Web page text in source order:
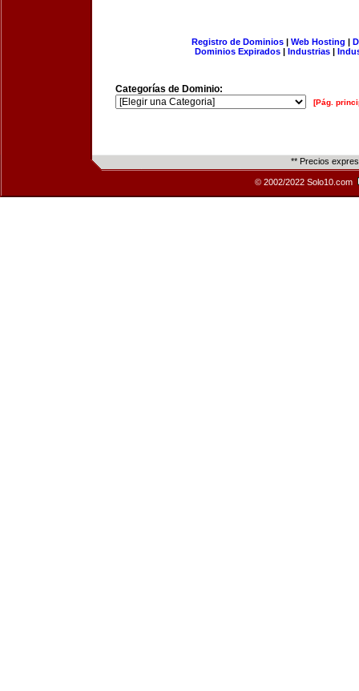
Registro de Dominios| Web Hosting |
Dominios Expirados | Industrias |
Categorías de Dominio:
[Pág.
** Precios
© 2002/2022 Solo10.com